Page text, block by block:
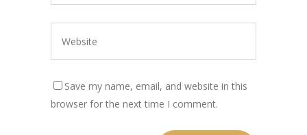
Save my name, email, and website in this
browser for the next time I comment.